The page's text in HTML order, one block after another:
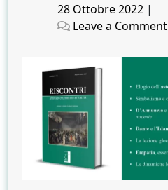
Posted
on
28 Ottobre 2022 |
Leave a Comment